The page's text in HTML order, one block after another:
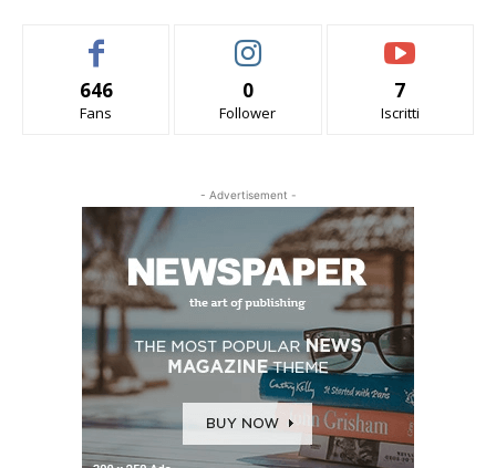
646
Fans
0
Follower
7
Iscritti
- Advertisement -